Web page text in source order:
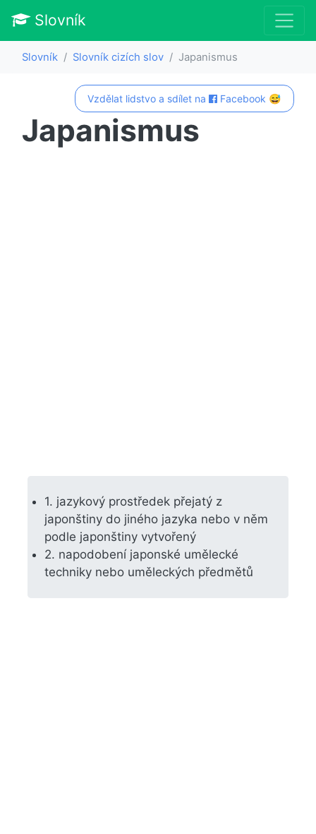
Slovník
Slovník Slovník cizích slov Japanismus
Vzdělat lidstvo a sdílet na Facebook 😅
Japanismus
1. jazykový prostředek přejatý z
japonštiny do jiného jazyka nebo v něm
podle japonštiny vytvořený
2. napodobení japonské umělecké
techniky nebo uměleckých předmětů